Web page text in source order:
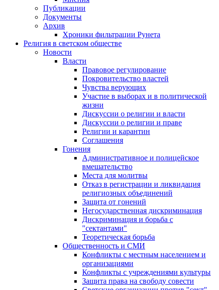
Публикации
Документы
Архив
Хроники фильтрации Рунета
Религия в светском обществе
Новости
Власти
Правовое регулирование
Покровительство властей
Чувства верующих
Участие в выборах и в политической
жизни
Дискуссии о религии и власти
Дискуссии о религии и праве
Религии и карантин
Соглашения
Гонения
Административное и полицейское
вмешательство
Места для молитвы
Отказ в регистрации и ликвидация
религиозных объединений
Защита от гонений
Негосударственная дискриминация
Дискриминация и борьба с
"сектантами"
Теоретическая борьба
Общественность и СМИ
Конфликты с местным населением и
организациями
Конфликты с учреждениями культуры
Защита права на свободу совести